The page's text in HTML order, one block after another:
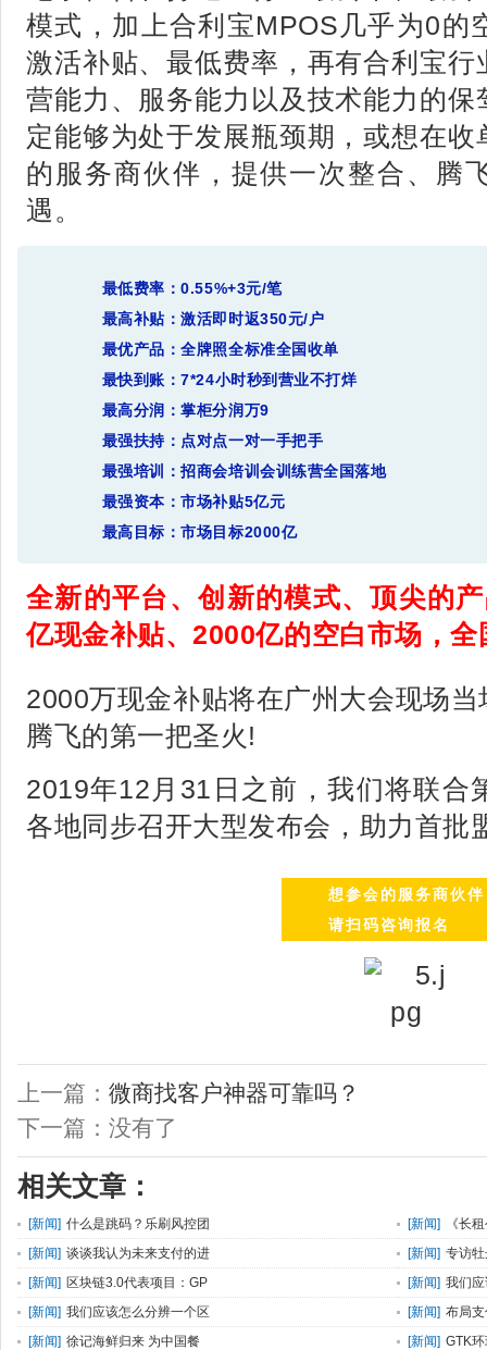
模式，加上合利宝MPOS几乎为0的
激活补贴、最低费率，再有合利宝
营能力、服务能力以及技术能力的
定能够为处于发展瓶颈期，或想在
的服务商伙伴，提供一次整合、腾
遇。
最低费率：0.55%+3元/笔
最高补贴：激活即时返350元/户
最优产品：全牌照全标准全国收单
最快到账：7*24小时秒到营业不打烊
最高分润：掌柜分润万9
最强扶持： 点对点一对一手把手
最强培训：招商会培训会训练营全国落地
最强资本：市场补贴5亿元
最高目标：市场目标2000亿
全新的平台、创新的模式、顶尖的
亿现金补贴、2000亿的空白市场，
2000万现金补贴将在广州大会现场
腾飞的第一把圣火!
2019年12月31日之前，我们将联合
各地同步召开大型发布会，助力首批
想参会的服务商伙伴
请扫码咨询报名
上一篇： 微商找客户神器可靠吗？
下一篇：没有了
相关文章：
[新闻] 什么是跳码？乐刷风控团 [新闻]
《长
[新闻] 谈谈我认为未来支付的进 [新闻] 专访
[新闻] 区块链3.0代表项目：GP [新闻] 我们
[新闻] 我们应该怎么分辨一个区 [新闻] 布局
[新闻] 徐记海鲜归来 为中国餐 [新闻] GTK